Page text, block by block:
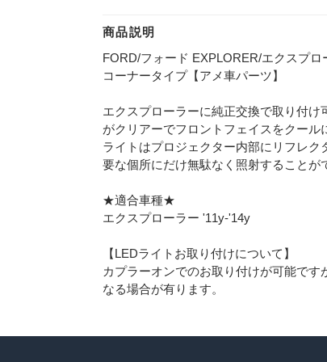
商品説明
FORD/フォード EXPLORER/エクスプ
コーナータイプ【アメ車パーツ】
エクスプローラーに純正交換で取り付
がクリアーでフロントフェイスをクー
ライトはプロジェクター内部にリフレ
要な個所にだけ無駄なく照射することが
★適合車種★
エクスプローラー '11y-'14y
【LEDライトお取り付けについて】
カプラーオンでのお取り付けが可能で
なる場合が有ります。